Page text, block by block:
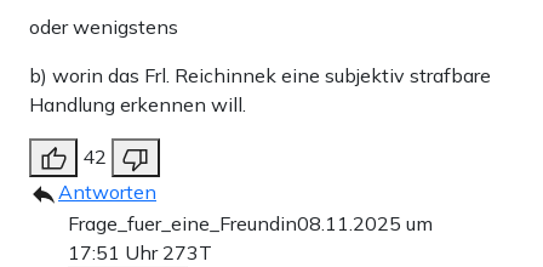
oder wenigstens
b) worin das Frl. Reichinnek eine subjektiv strafbare
Handlung erkennen will.
42
Antworten
Frage_fuer_eine_Freundin08.11.2025 um
17:51 Uhr 273T